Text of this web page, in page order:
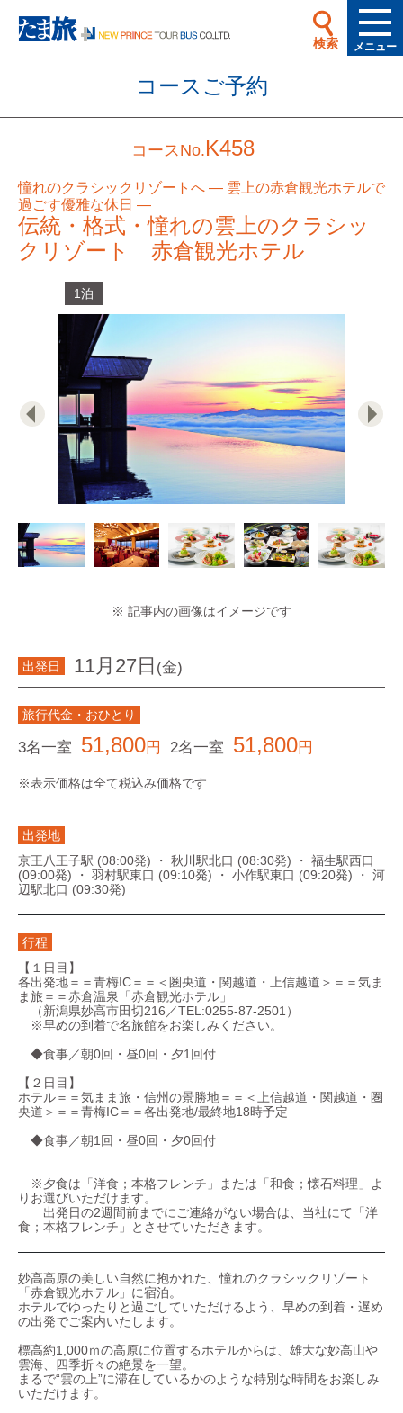
検索 メニュー
コースご予約
コースNo.K458
憧れのクラシックリゾートへ ― 雲上の赤倉観光ホテルで
過ごす優雅な休日 ―
伝統・格式・憧れの雲上のクラシッ
クリゾート 赤倉観光ホテル
1泊
※ 記事内の画像はイメージです
出発日 11月27日 (金)
旅行代金・おひとり
3名一室 51,800円 2名一室 51,800円
※表示価格は全て税込み価格です
出発地
京王八王子駅 (08:00発) ・ 秋川駅北口 (08:30発) ・ 福生駅西口
(09:00発) ・ 羽村駅東口 (09:10発) ・ 小作駅東口 (09:20発) ・ 河
辺駅北口 (09:30発)
行程
【１日目】
各出発地＝＝青梅IC＝＝＜圏央道・関越道・上信越道＞＝＝気ま
ま旅＝＝赤倉温泉「赤倉観光ホテル」
（新潟県妙高市田切216／TEL:0255-87-2501）
※早めの到着で名旅館をお楽しみください。
◆食事／朝0回・昼0回・夕1回付
【２日目】
ホテル＝＝気まま旅・信州の景勝地＝＝＜上信越道・関越道・圏
央道＞＝＝青梅IC＝＝各出発地/最終地18時予定
◆食事／朝1回・昼0回・夕0回付
※夕食は「洋食；本格フレンチ」または「和食；懐石料理」よ
りお選びいただけます。
出発日の2週間前までにご連絡がない場合は、当社にて「洋
食；本格フレンチ」とさせていただきます。
妙高高原の美しい自然に抱かれた、憧れのクラシックリゾート
「赤倉観光ホテル」に宿泊。
ホテルでゆったりと過ごしていただけるよう、早めの到着・遅め
の出発でご案内いたします。
標高約1,000ｍの高原に位置するホテルからは、雄大な妙高山や
雲海、四季折々の絶景を一望。
まるで“雲の上”に滞在しているかのような特別な時間をお楽しみ
いただけます。